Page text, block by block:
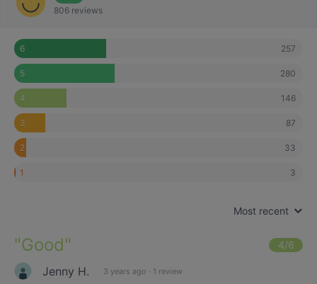
806 reviews
6 257
5 280
4 146
3 87
2 33
1 3
Most recent
"Good" 4/6
Jenny H. 3 years ago · 1 review